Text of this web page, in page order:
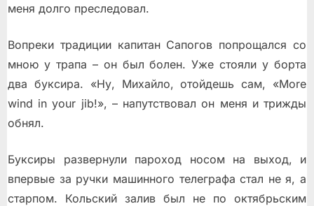
меня долго преследовал.
Вопреки традиции капитан Сапогов попрощался со
мною у трапа – он был болен. Уже стояли у борта
два буксира. «Ну, Михайло, отойдешь сам, «More
wind in your jib!», – напутствовал он меня и трижды
обнял.
Буксиры развернули пароход носом на выход, и
впервые за ручки машинного телеграфа стал не я, а
старпом. Кольский залив был не по октябрьским